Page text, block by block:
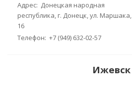
Адрес: Донецкая народная
республика, г. Донецк, ул. Маршака,
16
Телефон: +7 (949) 632-02-57
Ижевск